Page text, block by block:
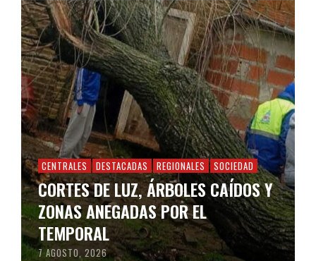
CENTRALES DESTACADAS REGIONALES SOCIEDAD
CORTES DE LUZ, ÁRBOLES CAÍDOS Y
ZONAS ANEGADAS POR EL
TEMPORAL
7 AGOSTO, 2026